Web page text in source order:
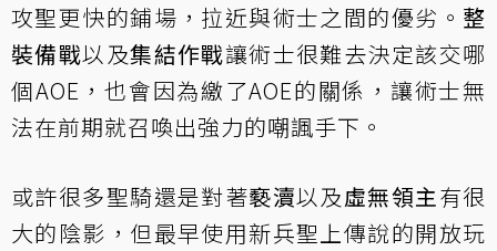
攻聖更快的鋪場，拉近與術士之間的優劣。 整
裝備戰以及集結作戰讓術士很難去決定該交哪
個AOE，也會因為繳了AOE的關係，讓術士無
法在前期就召喚出強力的嘲諷手下。
或許很多聖騎還是對著褻瀆以及虛無領主有很
大的陰影，但最早使用新兵聖上傳說的開放玩